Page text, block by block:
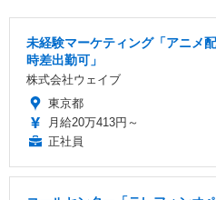
未経験マーケティング「アニメ
時差出勤可」
株式会社ウェイブ
東京都
月給20万413円～
正社員